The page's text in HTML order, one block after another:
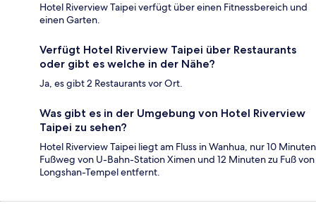
Hotel Riverview Taipei verfügt über einen Fitnessbereich und
einen Garten.
Verfügt Hotel Riverview Taipei über Restaurants
oder gibt es welche in der Nähe?
Ja, es gibt 2 Restaurants vor Ort.
Was gibt es in der Umgebung von Hotel Riverview
Taipei zu sehen?
Hotel Riverview Taipei liegt am Fluss in Wanhua, nur 10 Minuten
Fußweg von U-Bahn-Station Ximen und 12 Minuten zu Fuß von
Longshan-Tempel entfernt.